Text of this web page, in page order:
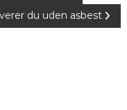
du uden asbest